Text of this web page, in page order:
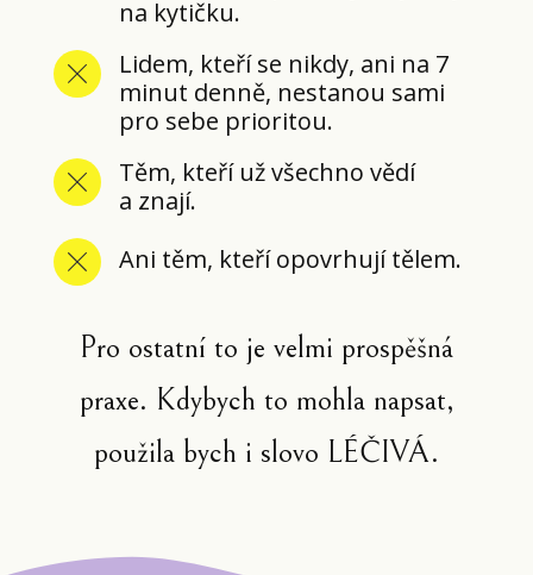
na kytičku.
Lidem, kteří se nikdy, ani na 7
minut denně, nestanou sami
pro sebe prioritou.
Těm, kteří už všechno vědí
a znají.
Ani těm, kteří opovrhují tělem.
Pro ostatní to je velmi prospěšná
praxe. Kdybych to mohla napsat,
použila bych i slovo LÉČIVÁ.